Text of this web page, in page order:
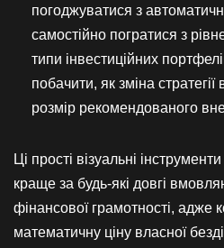
погоджуватися з
самостійно погратися з
типи інвестиційних
побачити, як зміна
розмір рекомендованого
Ці прості візуальні
краще за будь-які довгі
фінансової грамотності, адже
математичну ціну власної